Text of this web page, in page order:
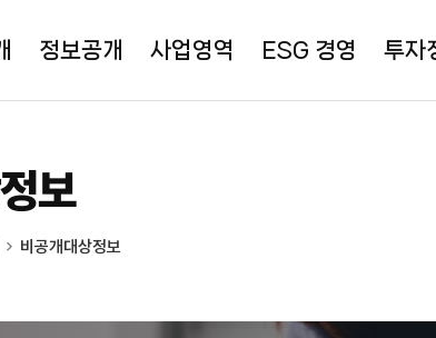
정보공개 사업영역 ESG 경영 투자
보
비공개대상정보